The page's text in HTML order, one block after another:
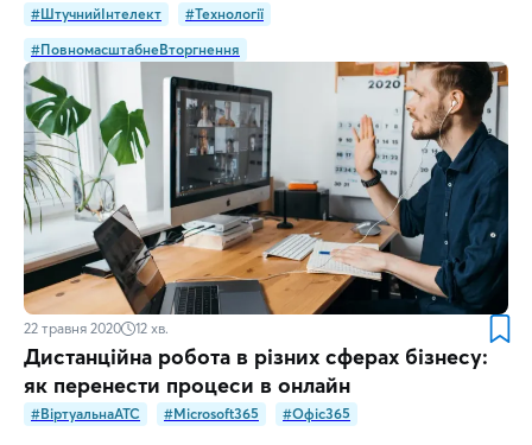
#ШтучнийІнтелект
#Технології
#ПовномасштабнеВторгнення
22 травня 2020 12 хв.
Дистанційна робота в різних сферах бізнесу:
як перенести процеси в онлайн
#ВіртуальнаATC #Microsoft365 #Офіс365